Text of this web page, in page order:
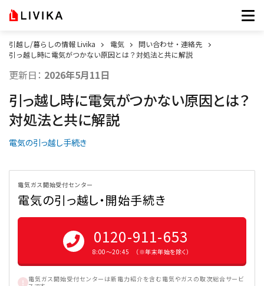
引越し/暮らしの情報 Livika 電気
問い合わせ・連絡先
引っ越し時に電気がつかない原因とは？対処法と共に解説
更新日： 2026年5月11日
引っ越し時に電気がつかない原因とは？
対処法と共に解説
電気の引っ越し手続き
電気ガス開始受付センター
電気の引っ越し・開始手続き
0120-911-653
8:00〜20:45 （※年末年始を除く）
電気ガス開始受付センターは新電力紹介を含む電気やガスの取次総合サービ